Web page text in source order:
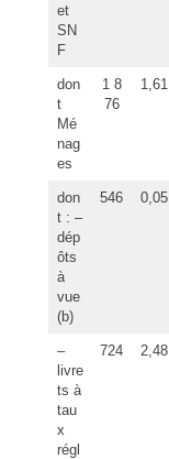
et
SN
F
don
t
Mé
nag
es
1 8
76
1,61
don
t : –
dép
ôts
à
vue
(b)
546 0,05
–
livre
ts à
tau
x
régl
724 2,48